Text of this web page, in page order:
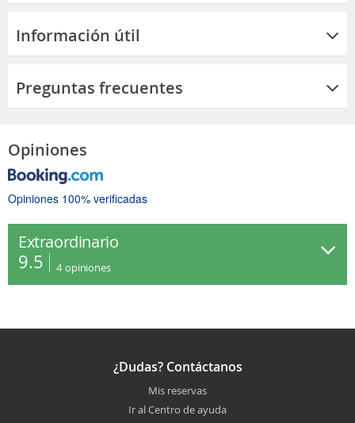
Información útil
Preguntas frecuentes
Opiniones
Opiniones 100% verificadas
Extraordinario
9.5 4 opiniones
¿Dudas? Contáctanos
Mis reservas
Ir al Centro de ayuda